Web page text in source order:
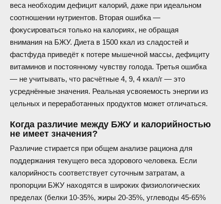
веса необходим дефицит калорий, даже при идеальном
соотношении нутриентов. Вторая ошибка —
фокусироваться только на калориях, не обращая
внимания на БЖУ. Диета в 1500 ккал из сладостей и
фастфуда приведёт к потере мышечной массы, дефициту
витаминов и постоянному чувству голода. Третья ошибка
— не учитывать, что расчётные 4, 9, 4 ккал/г — это
усреднённые значения. Реальная усвояемость энергии из
цельных и переработанных продуктов может отличаться.
Когда различие между БЖУ и калорийностью
не имеет значения?
Различие стирается при общем анализе рациона для
поддержания текущего веса здорового человека. Если
калорийность соответствует суточным затратам, а
пропорции БЖУ находятся в широких физиологических
пределах (белки 10-35%, жиры 20-35%, углеводы 45-65%